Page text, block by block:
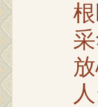
根
采
放
人